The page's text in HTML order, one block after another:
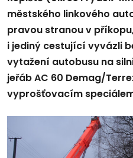
městského linkového
pravou stranou v
i jediný cestující vyvázli
vytažení autobusu na
jeřáb AC 60 Demag/
vyprošťovacím